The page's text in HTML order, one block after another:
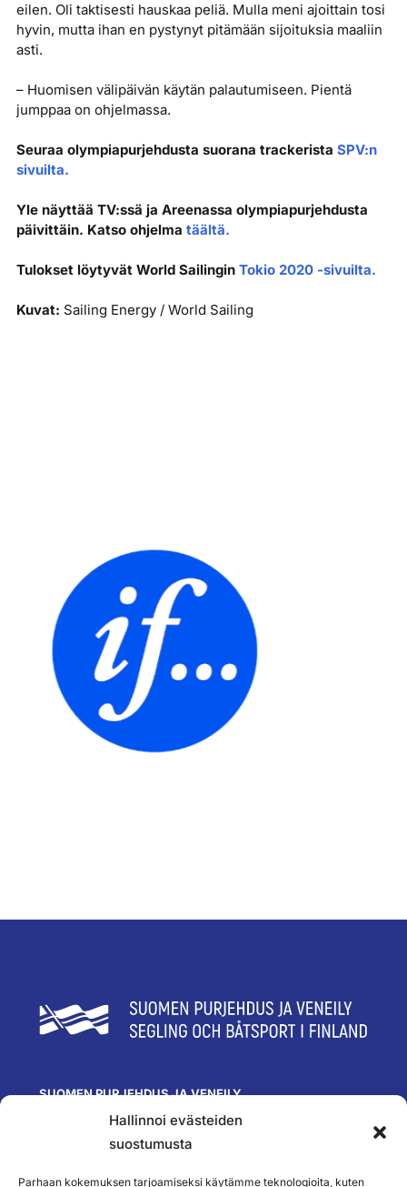
Hallinnoi evästeiden
suostumusta
Parhaan kokemuksen tarjoamiseksi käytämme teknologioita, kuten
eilen. Oli taktisesti hauskaa peliä. Mulla meni ajoittain tosi
hyvin, mutta ihan en pystynyt pitämään sijoituksia maaliin
asti.
– Huomisen välipäivän käytän palautumiseen. Pientä
jumppaa on ohjelmassa.
Seuraa olympiapurjehdusta suorana trackerista SPV:n
sivuilta.
Yle näyttää TV:ssä ja Areenassa olympiapurjehdusta
päivittäin. Katso ohjelma täältä.
Tulokset löytyvät World Sailingin Tokio 2020 -sivuilta.
Kuvat: Sailing Energy / World Sailing
SUOMEN PURJEHDUS JA VENEILY
Olympiastadion
Paavo Nurmen tie 1
toimisto@spv.fi